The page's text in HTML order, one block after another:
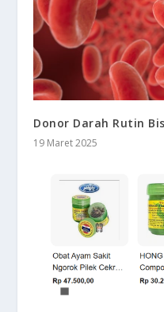
Donor Darah Rutin
19 Maret 2025